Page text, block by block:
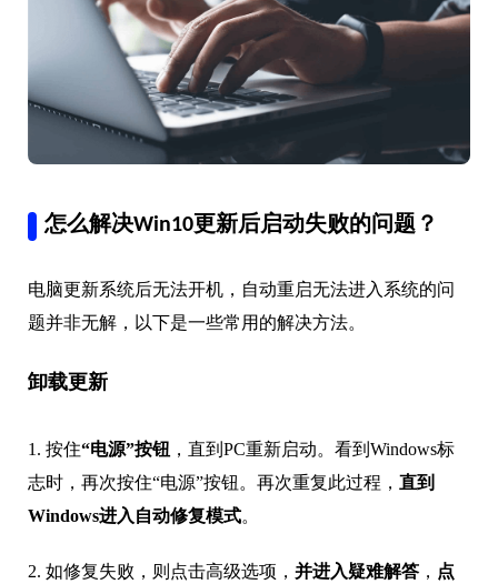
怎么解决Win10更新后启动失败的问题？
电脑更新系统后无法开机，自动重启无法进入系统的问
题并非无解，以下是一些常用的解决方法。
卸载更新
1. 按住“电源”按钮 ，直到PC重新启动。看到Windows标
志时，再次按住“电源”按钮。再次重复此过程， 直到
Windows进入自动修复模式。
2. 如修复失败，则点击高级选项， 并进入疑难解答 ， 点